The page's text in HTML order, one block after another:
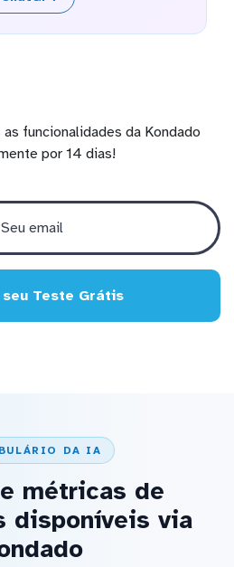
funcionalidades da Kondado
por 14 dias!
seu Teste Grátis
DA IA
métricas de
disponíveis via